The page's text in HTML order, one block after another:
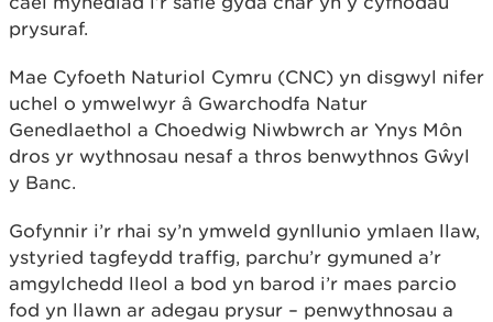
prysuraf.
Mae Cyfoeth Naturiol Cymru (CNC) yn disgwyl nifer
uchel o ymwelwyr â Gwarchodfa Natur
Genedlaethol a Choedwig Niwbwrch ar Ynys Môn
dros yr wythnosau nesaf a thros benwythnos Gŵyl
y Banc.
Gofynnir i’r rhai sy’n ymweld gynllunio ymlaen llaw,
ystyried tagfeydd traffig, parchu’r gymuned a’r
amgylchedd lleol a bod yn barod i’r maes parcio
fod yn llawn ar adegau prysur – penwythnosau a